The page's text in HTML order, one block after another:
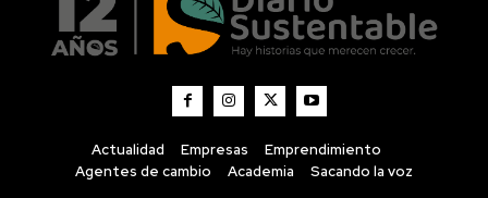
Actualidad Empresas
Emprendimiento
Agentes de cambio
Academia Sacando la voz